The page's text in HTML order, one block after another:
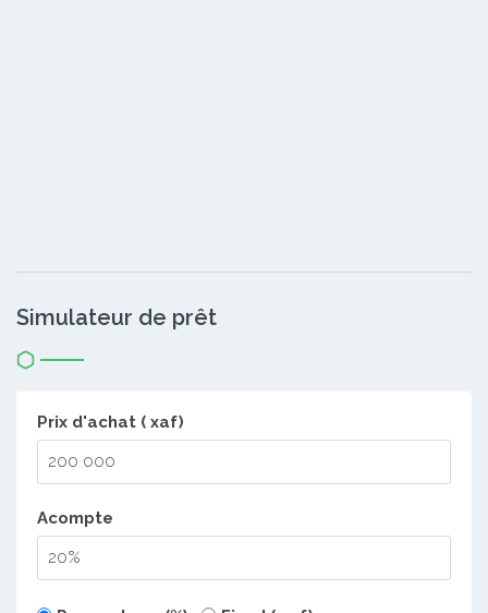
Simulateur de prêt
Prix d'achat ( xaf)
Acompte